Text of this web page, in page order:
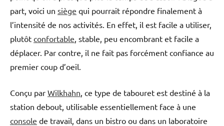
part, voici un siège qui pourrait répondre finalement à
l’intensité de nos activités. En effet, il est facile a utiliser,
plutôt confortable , stable, peu encombrant et facile a
déplacer. Par contre, il ne fait pas forcément confiance au
premier coup d’oeil.
Conçu par Wilkhahn , ce type de tabouret est destiné à la
station debout, utilisable essentiellement face à une
console de travail, dans un bistro ou dans un laboratoire